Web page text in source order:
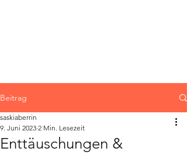
Beitrag
Enttäuschungen &
saskiaberrin
9. Juni 2023 2 Min. Lesezeit